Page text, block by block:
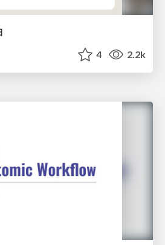
4 2.2k